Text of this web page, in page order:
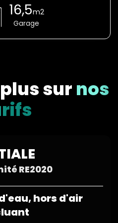
16,5m2
Garage
sur nos
RE2020
hors d'air